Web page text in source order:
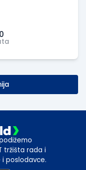
tržišta rada i
poslodavce.